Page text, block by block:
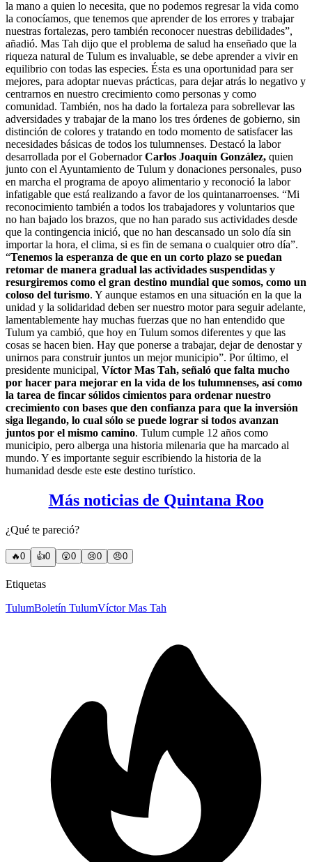
la mano a quien lo necesita, que no podemos regresar la vida como
la conocíamos, que tenemos que aprender de los errores y trabajar
nuestras fortalezas, pero también reconocer nuestras debilidades”,
añadió. Mas Tah dijo que el problema de salud ha enseñado que la
riqueza natural de Tulum es invaluable, se debe aprender a vivir en
equilibrio con todas las especies. Ésta es una oportunidad para ser
mejores, para adoptar nuevas prácticas, para dejar atrás lo negativo y
centrarnos en nuestro crecimiento como personas y como
comunidad. También, nos ha dado la fortaleza para sobrellevar las
adversidades y trabajar de la mano los tres órdenes de gobierno, sin
distinción de colores y tratando en todo momento de satisfacer las
necesidades básicas de todos los tulumnenses. Destacó la labor
desarrollada por el GobernadorCarlos Joaquín González, quien
junto con el Ayuntamiento de Tulum y donaciones personales, puso
en marcha el programa de apoyo alimentario y reconoció la labor
infatigable que está realizando a favor de los quintanarroenses. “Mi
reconocimiento también a todos los trabajadores y voluntarios que
no han bajado los brazos, que no han parado sus actividades desde
que la contingencia inició, que no han descansado un solo día sin
importar la hora, el clima, si es fin de semana o cualquier otro día”.
“Tenemos la esperanza de que en un corto plazo se puedan
retomar de manera gradual las actividades suspendidas y
resurgiremos como el gran destino mundial que somos, como un
coloso del turismo. Y aunque estamos en una situación en la que la
unidad y la solidaridad deben ser nuestro motor para seguir adelante,
lamentablemente hay muchas fuerzas que no han entendido que
Tulum ya cambió, que hoy en Tulum somos diferentes y que las
cosas se hacen bien. Hay que ponerse a trabajar, dejar de denostar y
unirnos para construir juntos un mejor municipio”. Por último, el
presidente municipal, Víctor Mas Tah, señaló que falta mucho
por hacer para mejorar en la vida de los tulumnenses, así como
la tarea de fincar sólidos cimientos para ordenar nuestro
crecimiento con bases que den confianza para que la inversión
siga llegando, lo cual sólo se puede lograr si todos avanzan
juntos por el mismo camino. Tulum cumple 12 años como
municipio, pero alberga una historia milenaria que ha marcado al
mundo. Y es importante seguir escribiendo la historia de la
humanidad desde este este destino turístico.
Más noticias de Quintana Roo
¿Qué te pareció?
🔥0 👍0 😲0 😢0 😠0
Etiquetas
TulumBoletín TulumVíctor Mas Tah